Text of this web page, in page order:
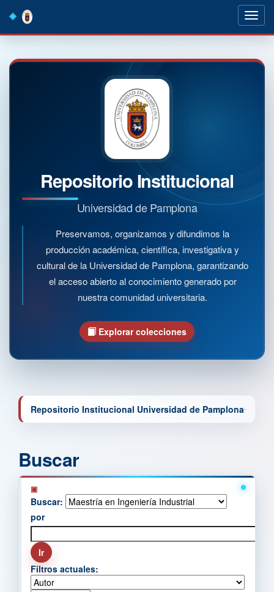
navigation
Repositorio Institucional
Universidad de Pamplona
Preservamos, organizamos y difundimos la
producción académica, científica, investigativa y
cultural de la Universidad de Pamplona, garantizando
el acceso abierto al conocimiento generado por
nuestra comunidad universitaria.
Explorar colecciones
Repositorio Institucional Universidad de Pamplona
Buscar
Buscar:
por
Filtros actuales: